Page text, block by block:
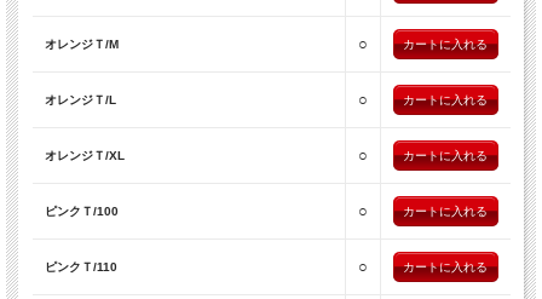
オレンジＴ/M ○
オレンジＴ/L ○
オレンジＴ/XL ○
ピンクＴ/100 ○
ピンクＴ/110 ○